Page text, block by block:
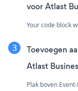
voor Atlast
Your code block
Toevoegen
Atlast
Plak boven